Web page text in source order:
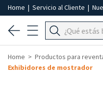
Home | Servicio al Cliente |
Home Productos para
Exhibidores de mostrador